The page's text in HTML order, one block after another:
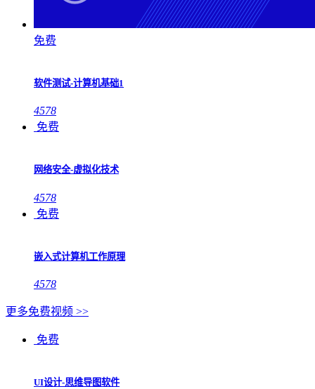
免费
软件测试-计算机基础1
4578
免费
网络安全-虚拟化技术
4578
免费
嵌入式计算机工作原理
4578
更多免费视频 >>
免费
UI设计-思维导图软件